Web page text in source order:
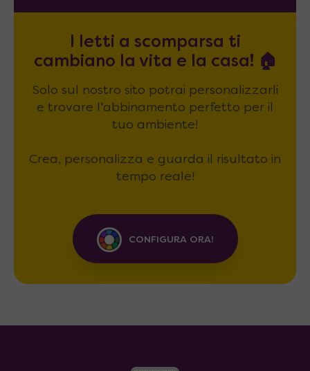
I letti a scomparsa ti
cambiano la vita e la casa! 🏠
Solo sul nostro sito potrai personalizzarli
e trovare l'abbinamento perfetto per il
tuo ambiente!
Crea, personalizza e guarda il risultato in
tempo reale!
CONFIGURA ORA!